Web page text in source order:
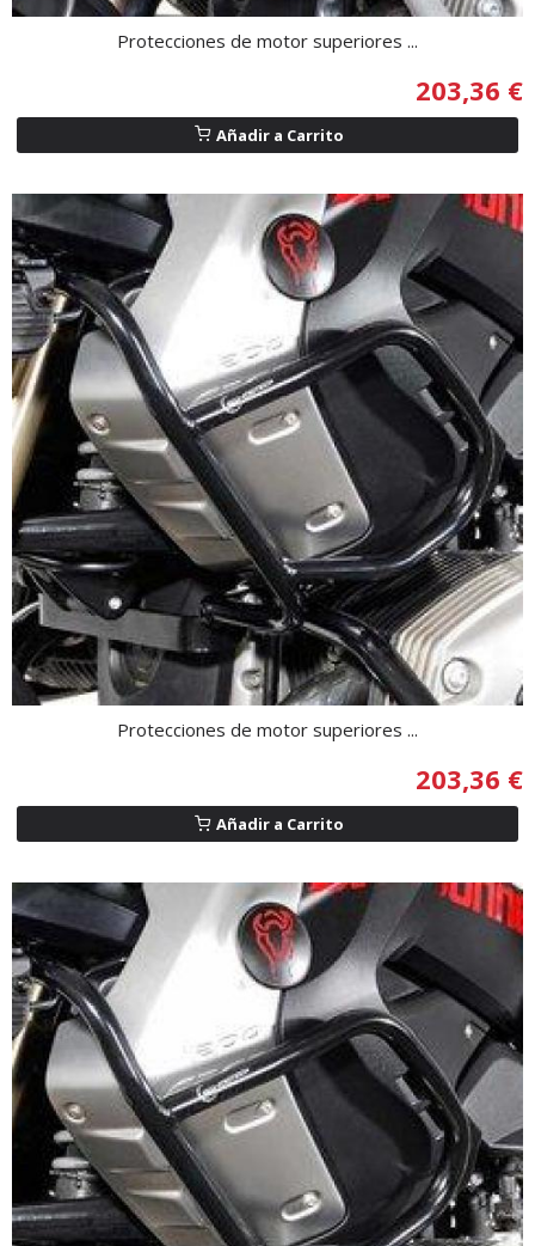
Protecciones de motor superiores ...
203,36 €
Añadir a Carrito
Protecciones de motor superiores ...
203,36 €
Añadir a Carrito